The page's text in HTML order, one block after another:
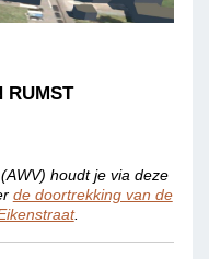
houdt je via deze
de doortrekking van de
.